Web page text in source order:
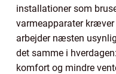
installationer som
varmeapparater
arbejder næsten
det samme i
komfort og mindre